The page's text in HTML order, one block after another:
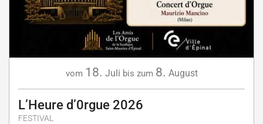
vom 18. Juli bis zum 8. August
L’Heure d’0rgue 2026
FESTIVAL